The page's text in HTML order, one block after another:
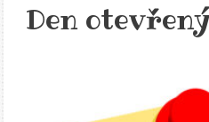
Den